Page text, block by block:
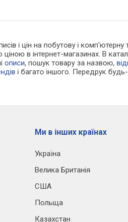
і цін на побутову і
в інтернет-магазинах. В
описи, пошук товару за назвою,
і багато іншого. Передрук
Ми в інших країнах
Україна
Велика Британія
США
Польща
Казахстан